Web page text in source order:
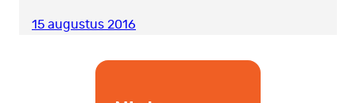
15 augustus 2016